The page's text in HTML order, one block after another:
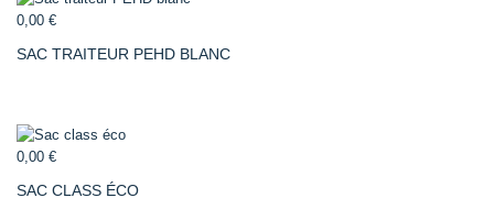
0,00 €
SAC TRAITEUR PEHD BLANC
0,00 €
SAC CLASS ÉCO